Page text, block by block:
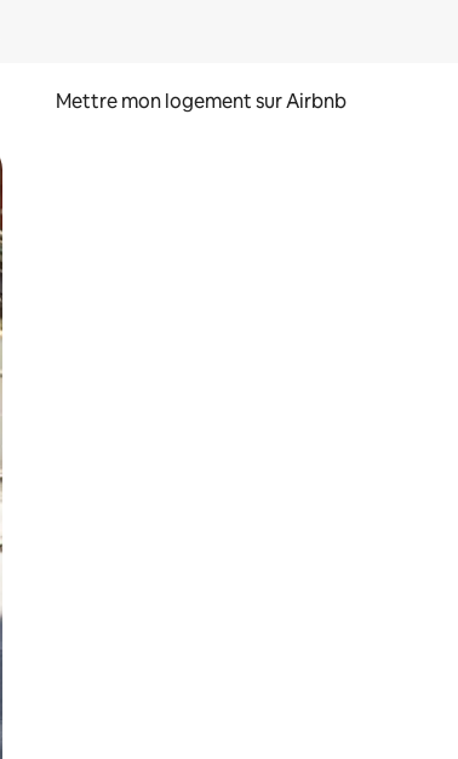
Mettre mon logement sur Airbnb